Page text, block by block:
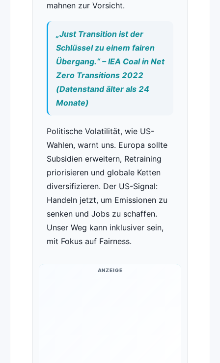
mahnen zur Vorsicht.
„Just Transition ist der
Schlüssel zu einem fairen
Übergang.“ – IEA Coal in Net
Zero Transitions 2022
(Datenstand älter als 24
Monate)
Politische Volatilität, wie US-
Wahlen, warnt uns. Europa sollte
Subsidien erweitern, Retraining
priorisieren und globale Ketten
diversifizieren. Der US-Signal:
Handeln jetzt, um Emissionen zu
senken und Jobs zu schaffen.
Unser Weg kann inklusiver sein,
mit Fokus auf Fairness.
ANZEIGE